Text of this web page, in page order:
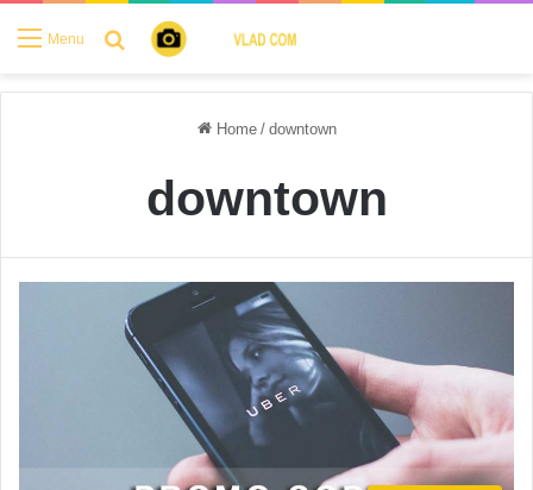
Menu Search for
Home / downtown
downtown